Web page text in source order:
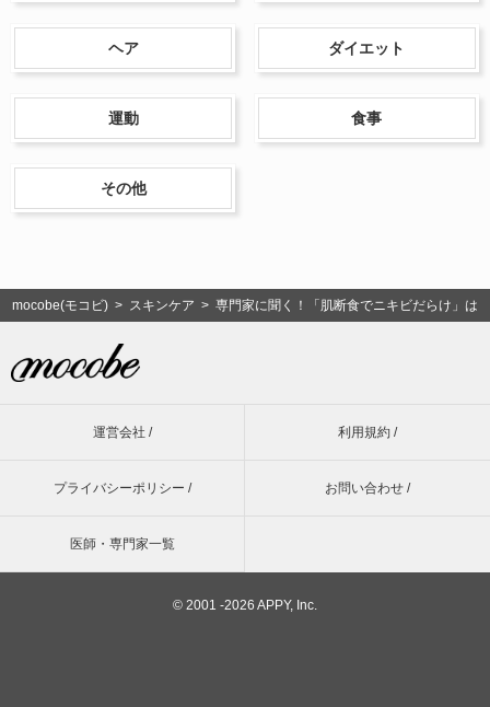
ヘア ダイエット
運動 食事
その他
mocobe(モコビ) > スキンケア > 専門家に聞く！「肌断食でニキビだらけ」は
運営会社 / 利用規約 /
プライバシーポリシー / お問い合わせ /
医師・専門家一覧
© 2001 -2026 APPY, Inc.